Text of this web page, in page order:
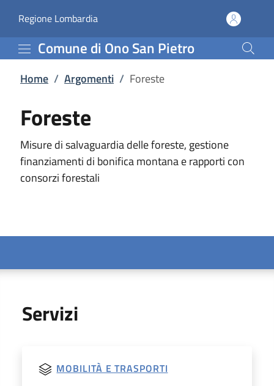
Foreste | Comune di
Regione Lombardia(apre in un'altra scheda).
Comune di Ono San Pietro
Home / Argomenti / Foreste
Foreste
Misure di salvaguardia delle foreste, gestione
finanziamenti di bonifica montana e rapporti con
consorzi forestali
Servizi
MOBILITÀ E TRASPORTI